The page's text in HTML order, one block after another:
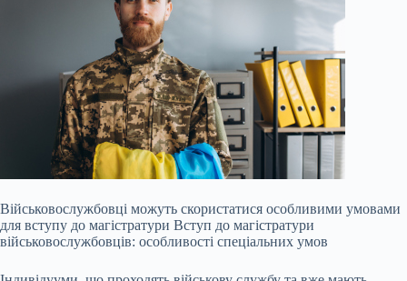
Військовослужбовці можуть скористатися особливими умовами
для вступу до магістратури Вступ до магістратури
військовослужбовців: особливості спеціальних умов